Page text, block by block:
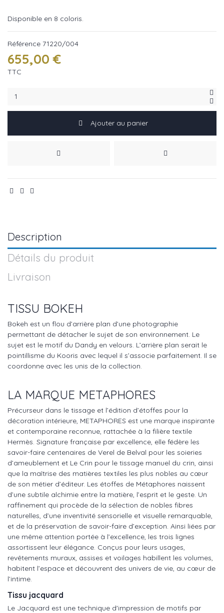
Disponible en 8 coloris.
Référence 71220/004
655,00 €
TTC
Ajouter au panier
Description
Détails du produit
Livraison
TISSU BOKEH
Bokeh est un flou d’arrière plan d’une photographie
permettant de détacher le sujet de son environnement. Le
sujet est le motif du Dandy en velours. L’arrière plan serait le
pointillisme du Kooris avec lequel il s’associe parfaitement. Il se
coordonne avec les unis de la collection.
LA MARQUE METAPHORES
Précurseur dans le tissage et l’édition d’étoffes pour la
décoration intérieure, METAPHORES est une marque inspirante
et contemporaine reconnue, rattachée à la filière textile
Hermès. Signature française par excellence, elle fédère les
savoir-faire centenaires de Verel de Belval pour les soieries
d’ameublement et Le Crin pour le tissage manuel du crin, ainsi
que la maîtrise des matières textiles les plus nobles au cœur
de son métier d’éditeur. Les étoffes de Métaphores naissent
d’une subtile alchimie entre la matière, l’esprit et le geste. Un
raffinement qui procède de la sélection de nobles fibres
naturelles, d’une inventivité sensorielle et visuelle remarquable,
et de la préservation de savoir-faire d’exception. Ainsi liées par
une même attention portée à l’excellence, les trois lignes
assortissent leur élégance. Conçus pour leurs usages,
revêtements muraux, assises et voilages habillent les volumes,
habitent l’espace et découvrent des univers de vie, au cœur de
l’intime.
Tissu jacquard
Le Jacquard est une technique d'impression de motifs par